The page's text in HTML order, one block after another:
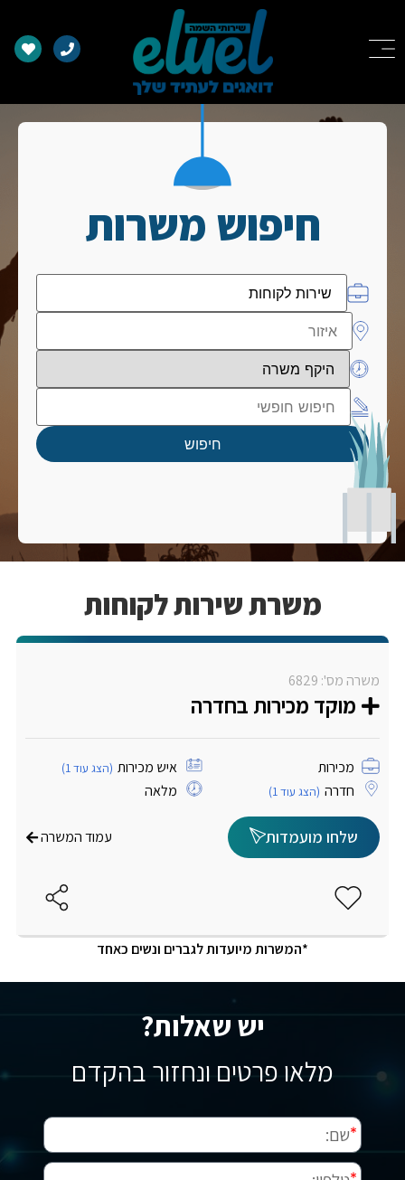
חיפוש משרות
חיפוש
משרת שירות לקוחות
משרה מס': 6829
מוקד מכירות בחדרה
מכירות איש מכירות (הצג עוד 1)
חדרה (הצג עוד 1) מלאה
שלחו מועמדות עמוד המשרה
*המשרות מיועדות לגברים ונשים כאחד
יש שאלות?
מלאו פרטים ונחזור בהקדם